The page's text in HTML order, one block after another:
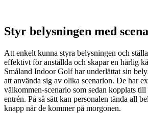
Styr belysningen med
Att enkelt kunna styra belysningen och
effektivt för anställda och skapar en härlig
Småland Indoor Golf har underlättat sin
att använda sig av olika scenarion. De har
välkommen-scenario som sedan kopplats
entrén. På så sätt kan personalen tända all
knapp när de kommer på morgonen.